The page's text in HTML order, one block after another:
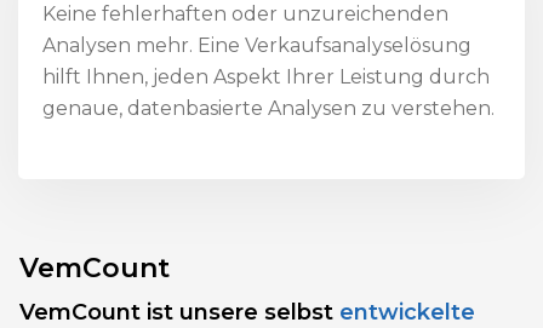
Keine fehlerhaften oder unzureichenden
Analysen mehr. Eine Verkaufsanalyselösung
hilft Ihnen, jeden Aspekt Ihrer Leistung durch
genaue, datenbasierte Analysen zu verstehen.
VemCount
VemCount ist unsere selbst entwickelte